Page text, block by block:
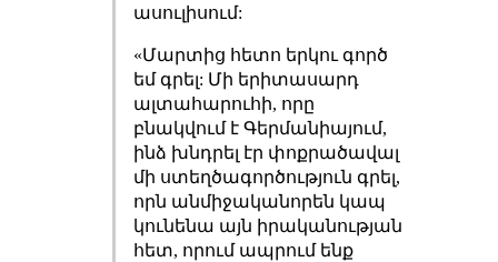
ասուլիսում:
«Մարտից հետո երկու գործ
եմ գրել: Մի երիտասարդ
ալտահարուհի, որը
բնակվում է Գերմանիայում,
ինձ խնդրել էր փոքրածավալ
մի ստեղծագործություն գրել,
որն անմիջականորեն կապ
կունենա այն իրականության
հետ, որում ապրում ենք